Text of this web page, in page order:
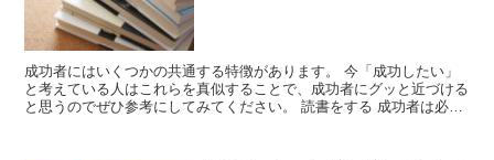
成功者にはいくつかの共通する特徴があります。 今「成功したい」
と考えている人はこれらを真似することで、成功者にグッと近づける
と思うのでぜひ参考にしてみてください。 読書をする 成功者は必ず